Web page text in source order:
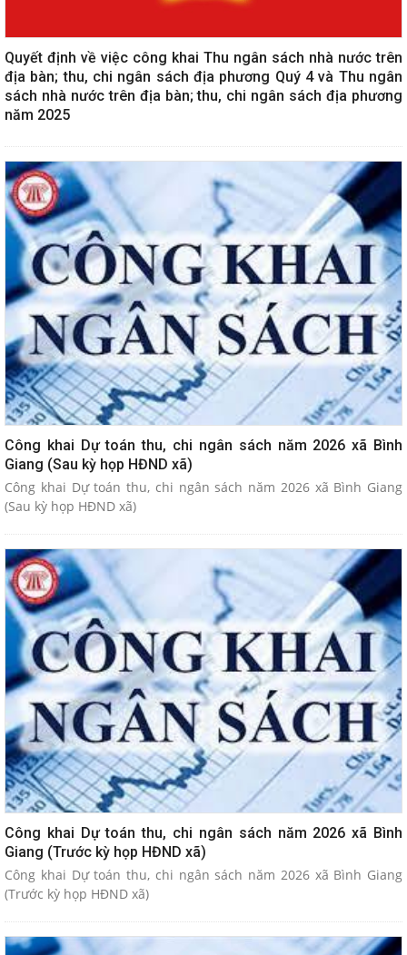
Quyết định về việc công khai Thu ngân sách nhà nước trên
địa bàn; thu, chi ngân sách địa phương Quý 4 và Thu ngân
sách nhà nước trên địa bàn; thu, chi ngân sách địa phương
năm 2025
Công khai Dự toán thu, chi ngân sách năm 2026 xã Bình
Giang (Sau kỳ họp HĐND xã)
Công khai Dự toán thu, chi ngân sách năm 2026 xã Bình Giang
(Sau kỳ họp HĐND xã)
Công khai Dự toán thu, chi ngân sách năm 2026 xã Bình
Giang (Trước kỳ họp HĐND xã)
Công khai Dự toán thu, chi ngân sách năm 2026 xã Bình Giang
(Trước kỳ họp HĐND xã)